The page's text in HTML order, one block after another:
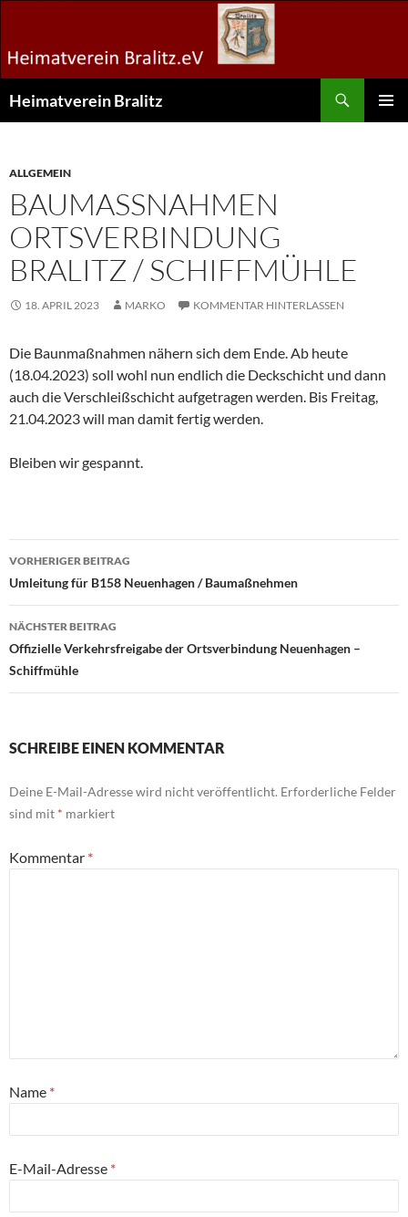
springen
Heimatverein Bralitz
ALLGEMEIN
BAUMASSNAHMEN O
RTSVERBINDUNG B
RALITZ / SCHIFFMÜHLE
18. APRIL 2023 MARKO KOMMENTAR HINTERLASSEN
Die Baunmaßnahmen nähern sich dem Ende. Ab heute
(18.04.2023) soll wohl nun endlich die Deckschicht und dann
auch die Verschleißschicht aufgetragen werden. Bis Freitag,
21.04.2023 will man damit fertig werden.
Bleiben wir gespannt.
Beitragsnavigation
VORHERIGER BEITRAG
Umleitung für B158 Neuenhagen / Baumaßnehmen
NÄCHSTER BEITRAG
Offizielle Verkehrsfreigabe der Ortsverbindung Neuenhagen –
Schiffmühle
SCHREIBE EINEN KOMMENTAR
Deine E-Mail-Adresse wird nicht veröffentlicht. Erforderliche Felder
sind mit * markiert
Kommentar *
Name *
E-Mail-Adresse *